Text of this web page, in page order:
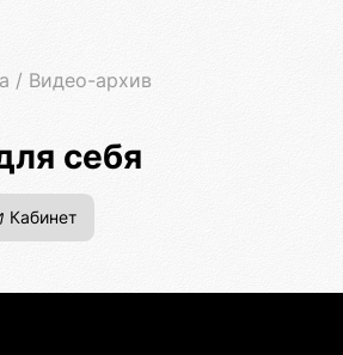
/ Видео-архив
себя
Кабинет